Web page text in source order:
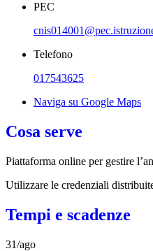
PEC
Telefono
017543625
Naviga su Google Maps
Cosa serve
Piattaforma online per gestire
Utilizzare le credenziali
Tempi e scadenze
31/ago